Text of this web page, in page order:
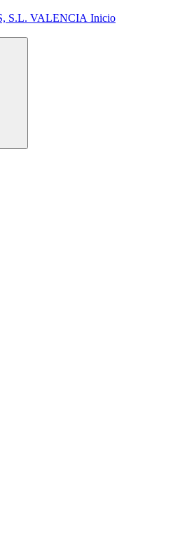
Inicio